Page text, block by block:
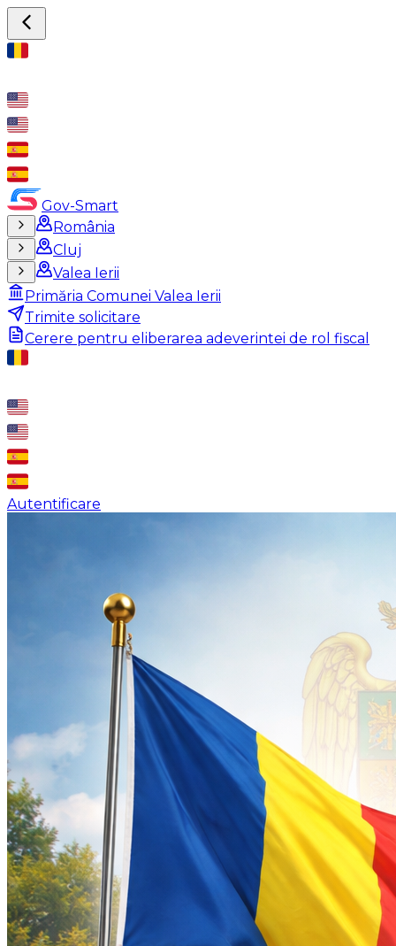
Gov-Smart
România
Cluj
Valea Ierii
Primăria Comunei Valea Ierii
Trimite solicitare
Cerere pentru eliberarea adeverintei de rol fiscal
Autentificare